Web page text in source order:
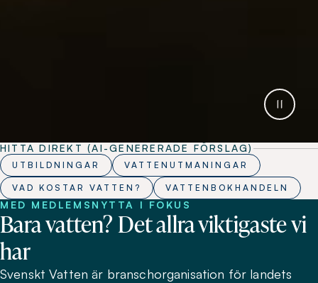
HITTA DIREKT (AI-GENERERADE FÖRSLAG)
UTBILDNINGAR VATTENUTMANINGAR
VAD KOSTAR VATTEN? VATTENBOKHANDELN
MED MEDLEMSNYTTA I FOKUS
Bara vatten? Det allra viktigaste vi
har
Svenskt Vatten är branschorganisation för landets